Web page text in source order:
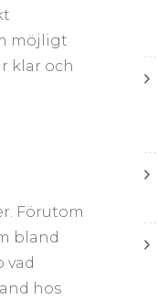
möjligt
klar och
Förutom
bland
vad
hos